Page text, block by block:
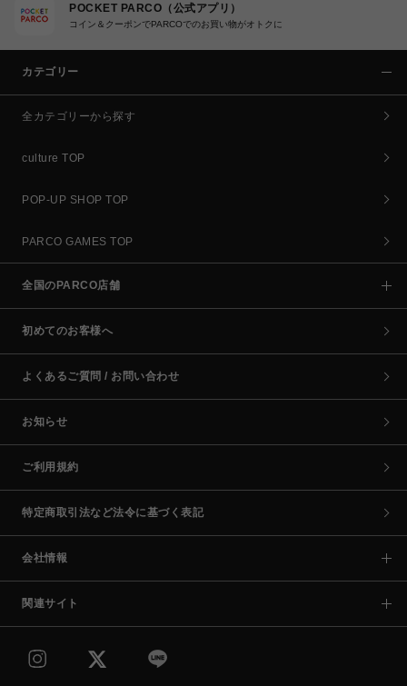
POCKET PARCO（公式アプリ）
コイン＆クーポンでPARCOでのお買い物がオトクに
カテゴリー
全カテゴリーから探す
culture TOP
POP-UP SHOP TOP
PARCO GAMES TOP
全国のPARCO店舗
初めてのお客様へ
よくあるご質問 / お問い合わせ
お知らせ
ご利用規約
特定商取引法など法令に基づく表記
会社情報
関連サイト